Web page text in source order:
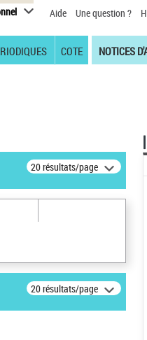
Aide Une question ?
COTE NOTICES
20 résultats/page
20 résultats/page